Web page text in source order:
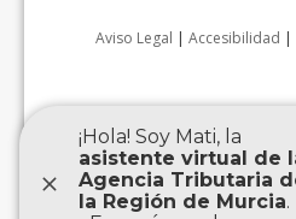
Aviso Legal | Accesibilidad |